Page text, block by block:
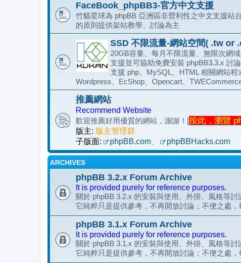
FaceBook_phpBB3-官方中文支援
竹貓星球為 phpBB 亞洲區非營利性之中文支援站
的原則提供架站教學、討論為主
SSD 不限流量-網站空間( .tw or
20GB容量、每月不限流量、無限次網域
支援並可協助免費安裝 phpBB3.3.x 討論
支援 php、MySQL、HTML 相關網站程
Wordpress、EcShop、Opencart、
推薦網站
Recommend Website
歡迎推薦好用優質的網站，謝謝！[按此，瀏覽
版主: 版主管理群
子版面:
phpBB.com、 phpBBHacks.com
ARCHIVES
phpBB 3.2.x Forum Archive
It is provided purely for reference purposes.
關於 phpBB 3.2.x 的安裝與使用、外掛、風格等討
它純粹只是提供參考，不再開放討論；不便之處，
phpBB 3.1.x Forum Archive
It is provided purely for reference purposes.
關於 phpBB 3.1.x 的安裝與使用、外掛、風格等討
它純粹只是提供參考，不再開放討論；不便之處，